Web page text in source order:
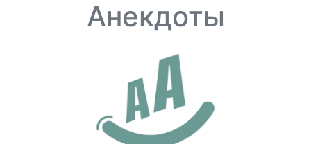
Анекдоты